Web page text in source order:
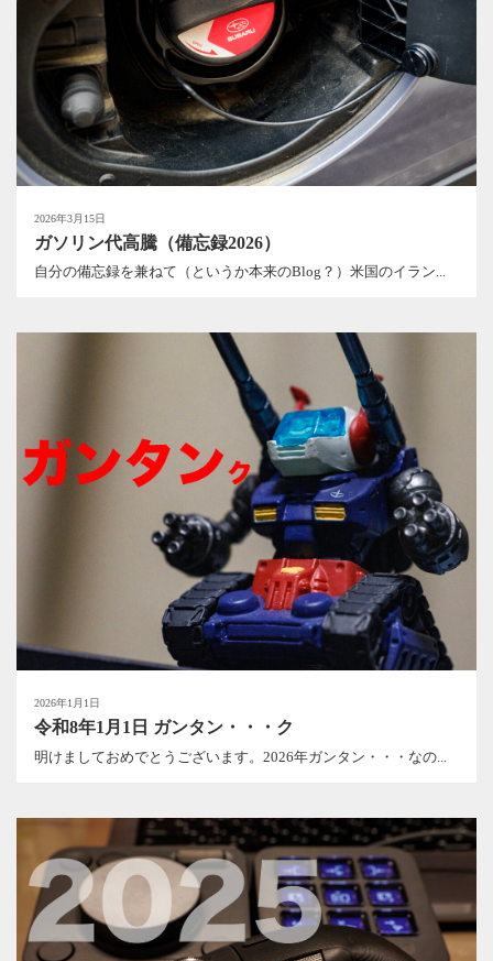
2026年3月15日
ガソリン代高騰（備忘録2026）
自分の備忘録を兼ねて（というか本来のBlog？）米国のイラン...
2026年1月1日
令和8年1月1日 ガンタン・・・ク
明けましておめでとうございます。2026年ガンタン・・・なの...